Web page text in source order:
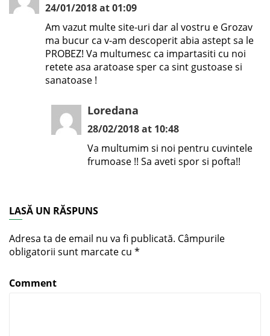
24/01/2018 at 01:09
Am vazut multe site-uri dar al vostru e Grozav
ma bucur ca v-am descoperit abia astept sa le
PROBEZ! Va multumesc ca impartasiti cu noi
retete asa aratoase sper ca sint gustoase si
sanatoase !
Loredana
28/02/2018 at 10:48
Va multumim si noi pentru cuvintele
frumoase !! Sa aveti spor si pofta!!
LASĂ UN RĂSPUNS
Adresa ta de email nu va fi publicată. Câmpurile
obligatorii sunt marcate cu *
Comment